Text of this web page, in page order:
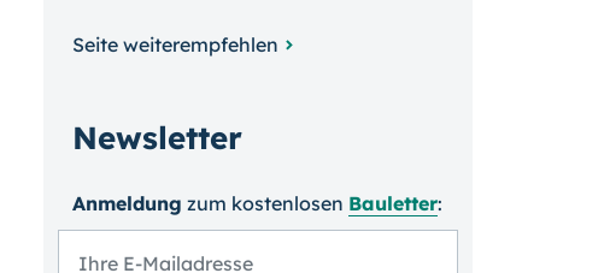
Seite weiterempfehlen
Newsletter
Anmeldung zum kosten­losen Bauletter: